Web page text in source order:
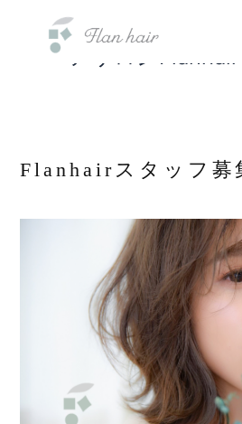
院・半個室オーガニ
ヘアサロンFlanhair
Flanhairスタッフ募